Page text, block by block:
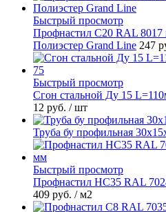
Быстрый просмотр
Профнастил С20 RAL 8017
Полиэстер Grand Line 247
Быстрый просмотр
Сгон стальной Ду 15
12 руб. / шт
Труба бу профильная
Быстрый просмотр
Профнастил НС35 RAL
409 руб. / м2